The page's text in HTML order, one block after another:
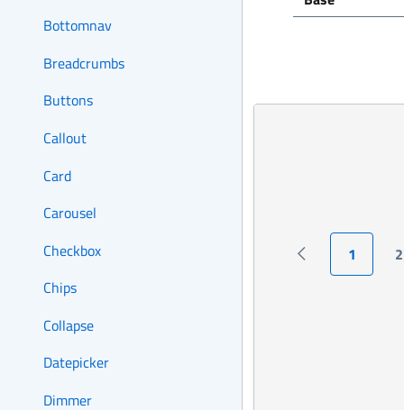
Bottomnav
Breadcrumbs
Buttons
Callout
Card
Carousel
Checkbox
Chips
Collapse
Datepicker
Dimmer